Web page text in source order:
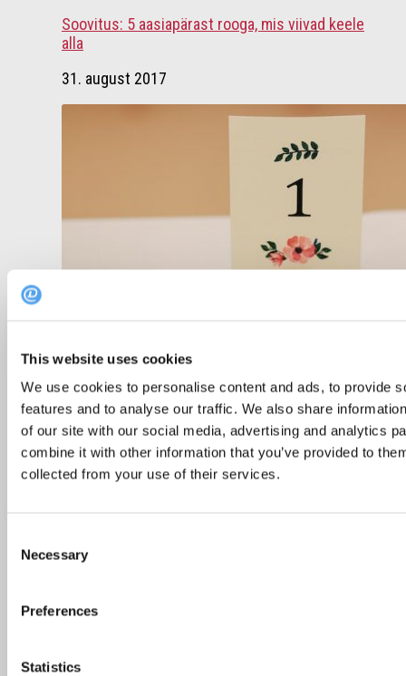
This website uses cookies
We use cookies to personalise content and ads, to provide
features and to analyse our traffic. We also share
of our site with our social media, advertising and analytics
combine it with other information that you’ve provided to
collected from your use of their services.
Selection
Necessary
Preferences
Statistics
Soovitus: 5 aasiapärast rooga, mis viivad keele
alla
31. august 2017
Soovitused
Liigaasta – mida teha ühe liigse päevaga?
28. veebruar 2020